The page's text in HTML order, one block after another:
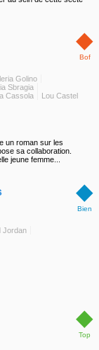
◆
Bof
Golino
Sbragia
Cassola
Lou Castel
un roman sur les
sa collaboration.
jeune femme...
◆
Bien
Jordan
◆
Top